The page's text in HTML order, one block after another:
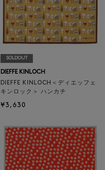
SOLDOUT
DIEFFE KINLOCH
DIEFFE KINLOCH＜ディエッフェ
キンロック＞ ハンカチ
¥3,630